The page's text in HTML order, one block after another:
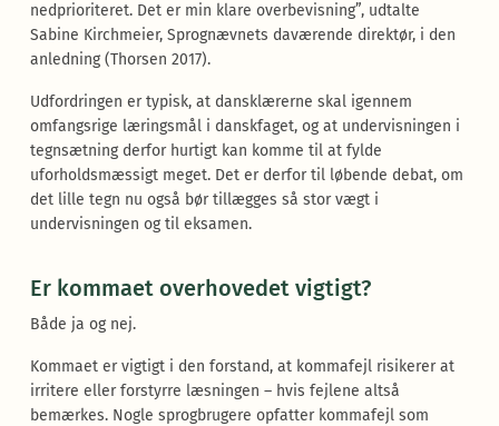
nedprioriteret. Det er min klare overbevisning”, udtalte
Sabine Kirchmeier, Sprognævnets daværende direktør, i den
anledning (Thorsen 2017).
Udfordringen er typisk, at dansklærerne skal igennem
omfangsrige læringsmål i danskfaget, og at undervisningen i
tegnsætning derfor hurtigt kan komme til at fylde
uforholdsmæssigt meget. Det er derfor til løbende debat, om
det lille tegn nu også bør tillægges så stor vægt i
undervisningen og til eksamen.
Er kommaet overhovedet vigtigt?
Både ja og nej.
Kommaet er vigtigt i den forstand, at kommafejl risikerer at
irritere eller forstyrre læsningen – hvis fejlene altså
bemærkes. Nogle sprogbrugere opfatter kommafejl som